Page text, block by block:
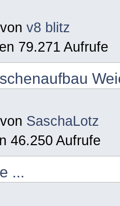
vonv8 blitz
79.271 Aufrufe
SaschaLotz
46.250 Aufrufe
...